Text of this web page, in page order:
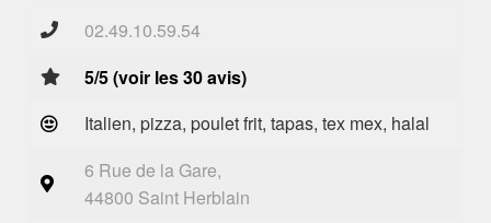
02.49.10.59.54
5/5 (voir les 30 avis)
Italien, pizza, poulet frit, tapas, tex mex, halal
6 Rue de la Gare,
44800 Saint Herblain